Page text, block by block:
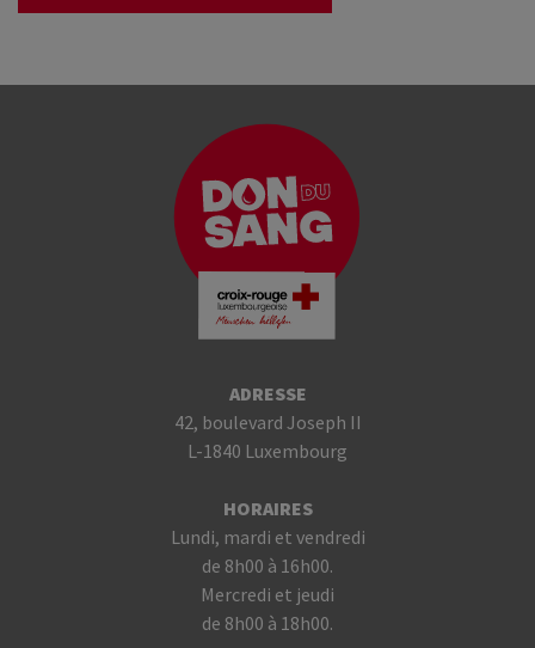
ADRESSE
42, boulevard Joseph II
L-1840 Luxembourg
HORAIRES
Lundi, mardi et vendredi
de 8h00 à 16h00.
Mercredi et jeudi
de 8h00 à 18h00.